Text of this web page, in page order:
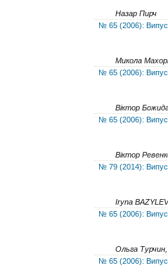
Назар Пирч
№ 65 (2006):
Микола
№ 65 (2006):
Віктор
№ 65 (2006):
Віктор
№ 79 (2014):
Iryna
№ 65 (2006):
Ольга
№ 65 (2006):